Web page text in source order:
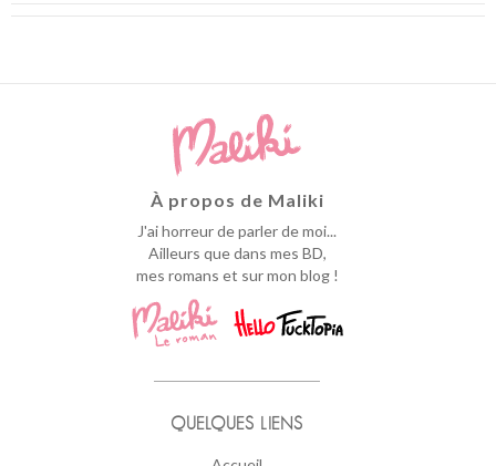
À propos de Maliki
J'ai horreur de parler de moi...
Ailleurs que dans mes BD,
mes romans et sur mon blog !
QUELQUES LIENS